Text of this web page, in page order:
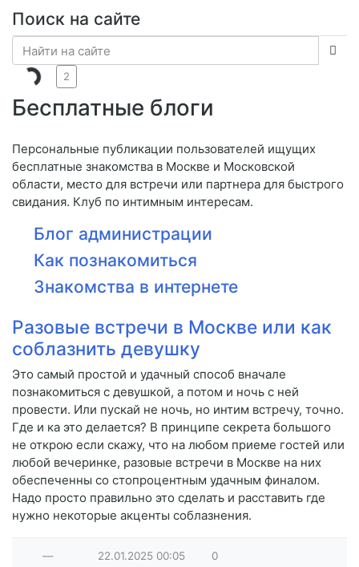
Поиск на сайте
Бесплатные блоги
2
Персональные публикации пользователей ищущих
бесплатные знакомства в Москве и Московской
области, место для встречи или партнера для быстрого
свидания. Клуб по интимным интересам.
Блог администрации
Как познакомиться
Знакомства в интернете
Разовые встречи в Москве или как
соблазнить девушку
Это самый простой и удачный способ вначале
познакомиться с девушкой, а потом и ночь с ней
провести. Или пускай не ночь, но интим встречу, точно.
Где и ка это делается? В принципе секрета большого
не открою если скажу, что на любом приеме гостей или
любой вечеринке, разовые встречи в Москве на них
обеспеченны со стопроцентным удачным финалом.
Надо просто правильно это сделать и расставить где
нужно некоторые акценты соблазнения.
— 22.01.2025 00:05 0